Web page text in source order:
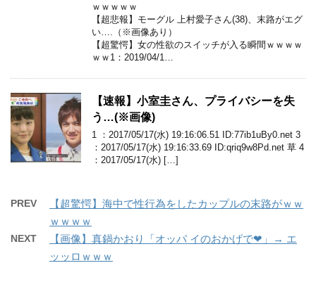
ｗｗｗｗｗ
【超悲報】モーグル 上村愛子さん(38)、末路がエグ
い….（※画像あり）
【超驚愕】女の性欲のスイッチが入る瞬間ｗｗｗｗ
ｗｗ1：2019/04/1…
【速報】小室圭さん、プライバシーを失
う…(※画像)
1 ：2017/05/17(水) 19:16:06.51 ID:77ib1uBy0.net 3
：2017/05/17(水) 19:16:33.69 ID:qriq9w8Pd.net 草 4
：2017/05/17(水) […]
PREV
【超驚愕】海中で性行為をしたカップルの末路がｗｗ
ｗｗｗｗ
NEXT
【画像】真鍋かおり「オッパ イのおかげで❤」→ エ
ッッロｗｗｗ